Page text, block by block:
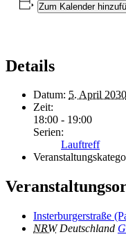
Zum Kalender
Details
Datum: 5. April 2030
Zeit:
18:00 - 19:00
Serien:
Lauftreff
Insterburgerstraße
NRW Deutschland